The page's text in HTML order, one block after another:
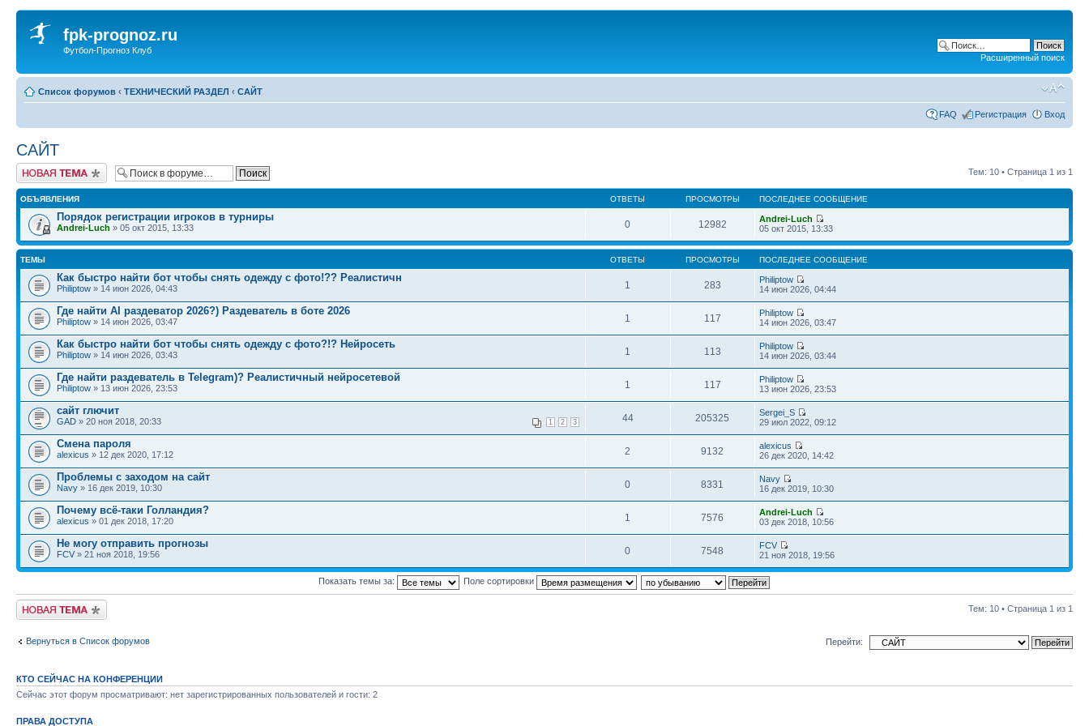
fpk-prognoz.ru
Футбол-Прогноз Клуб
Расширенный поиск
Список форумов ‹ ТЕХНИЧЕСКИЙ РАЗДЕЛ ‹ САЙТ
FAQ Регистрация Вход
САЙТ
Новая тема Тем: 10 • Страница 1 из 1
ОБЪЯВЛЕНИЯ ОТВЕТЫ ПРОСМОТРЫ ПОСЛЕДНЕЕ СООБЩЕНИЕ
Порядок регистрации игроков в турниры
Andrei-Luch » 05 окт 2015, 13:33 0 12982
Andrei-Luch
05 окт 2015, 13:33
ТЕМЫ ОТВЕТЫ ПРОСМОТРЫ ПОСЛЕДНЕЕ СООБЩЕНИЕ
Как быстро найти бот чтобы снять одежду с фото!?? Реалистичн
Philiptow » 14 июн 2026, 04:43 1 283
Philiptow
14 июн 2026, 04:44
Где найти AI раздеватор 2026?) Раздеватель в боте 2026
Philiptow » 14 июн 2026, 03:47 1 117
Philiptow
14 июн 2026, 03:47
Как быстро найти бот чтобы снять одежду с фото?!? Нейросеть
Philiptow » 14 июн 2026, 03:43 1 113
Philiptow
14 июн 2026, 03:44
Где найти раздеватель в Telegram)? Реалистичный нейросетевой
Philiptow » 13 июн 2026, 23:53 1 117
Philiptow
13 июн 2026, 23:53
сайт глючит
1 2 3
GAD » 20 ноя 2018, 20:33 44 205325
Sergei_S
29 июл 2022, 09:12
Смена пароля
alexicus » 12 дек 2020, 17:12 2 9132
alexicus
26 дек 2020, 14:42
Проблемы с заходом на сайт
Navy » 16 дек 2019, 10:30 0 8331
Navy
16 дек 2019, 10:30
Почему всё-таки Голландия?
alexicus » 01 дек 2018, 17:20 1 7576
Andrei-Luch
03 дек 2018, 10:56
Не могу отправить прогнозы
FCV » 21 ноя 2018, 19:56 0 7548
FCV
21 ноя 2018, 19:56
Показать темы за: Поле сортировки
Новая тема Тем: 10 • Страница 1 из 1
Вернуться в Список форумов Перейти:
КТО СЕЙЧАС НА КОНФЕРЕНЦИИ
Сейчас этот форум просматривают: нет зарегистрированных пользователей и гости: 2
ПРАВА ДОСТУПА